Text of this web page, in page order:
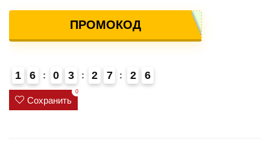
ПРОМОКОД
1
4
6 0 3 2 7 2 6
Сохранить
0